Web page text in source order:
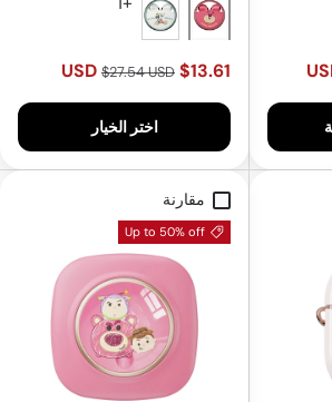
$13.61 USD
$27.54 USD
اختر الخيار
مقارنة
Up to 50% off